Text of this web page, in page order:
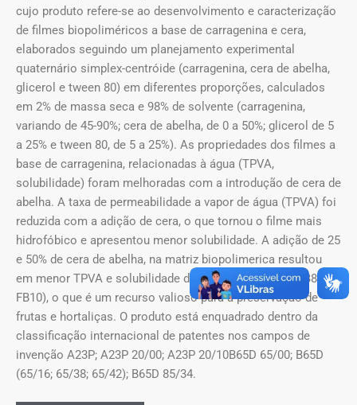
cujo produto refere-se ao desenvolvimento e caracterização
de filmes biopoliméricos a base de carragenina e cera,
elaborados seguindo um planejamento experimental
quaternário simplex-centróide (carragenina, cera de abelha,
glicerol e tween 80) em diferentes proporções, calculados
em 2% de massa seca e 98% de solvente (carragenina,
variando de 45-90%; cera de abelha, de 0 a 50%; glicerol de 5
a 25% e tween 80, de 5 a 25%). As propriedades dos filmes a
base de carragenina, relacionadas à água (TPVA,
solubilidade) foram melhoradas com a introdução de cera de
abelha. A taxa de permeabilidade a vapor de água (TPVA) foi
reduzida com a adição de cera, o que tornou o filme mais
hidrofóbico e apresentou menor solubilidade. A adição de 25
e 50% de cera de abelha, na matriz biopolimerica resultou
em menor TPVA e solubilidade dos filmes (FB3, FB6, FB8 e
FB10), o que é um recurso valioso para a preservação de
frutas e hortaliças. O produto está enquadrado dentro da
classificação internacional de patentes nos campos de
invenção A23P; A23P 20/00; A23P 20/10B65D 65/00; B65D
(65/16; 65/38; 65/42); B65D 85/34.